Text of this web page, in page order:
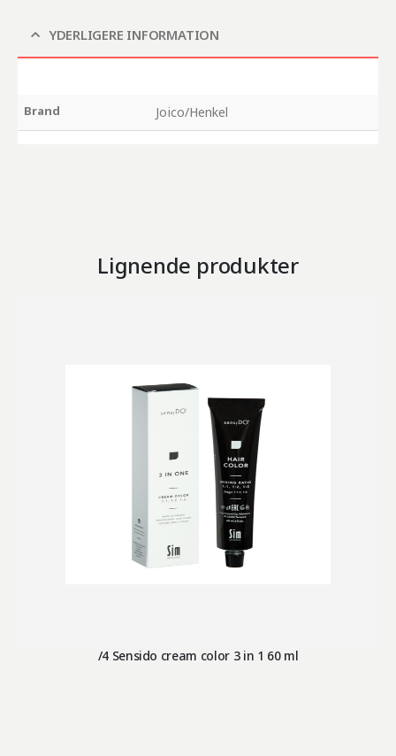
YDERLIGERE INFORMATION
Brand Joico/Henkel
Lignende produkter
/4 Sensido cream color 3 in 1 60 ml